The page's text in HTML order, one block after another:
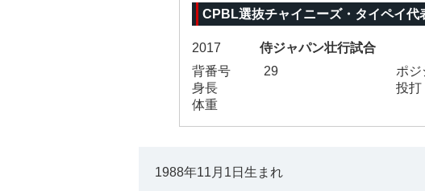
CPBL選抜チャイニーズ・タイペイ代
2017
侍ジャパン壮行試合
背番号
29 ポジ
身長
投打
体重
1988年11月1日生まれ